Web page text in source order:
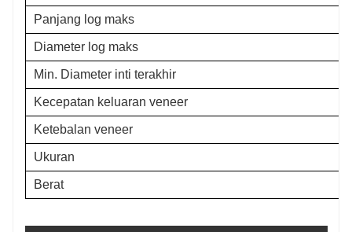
Panjang log maks
Diameter log maks
Min. Diameter inti terakhir
Kecepatan keluaran veneer
Ketebalan veneer
Ukuran
Berat